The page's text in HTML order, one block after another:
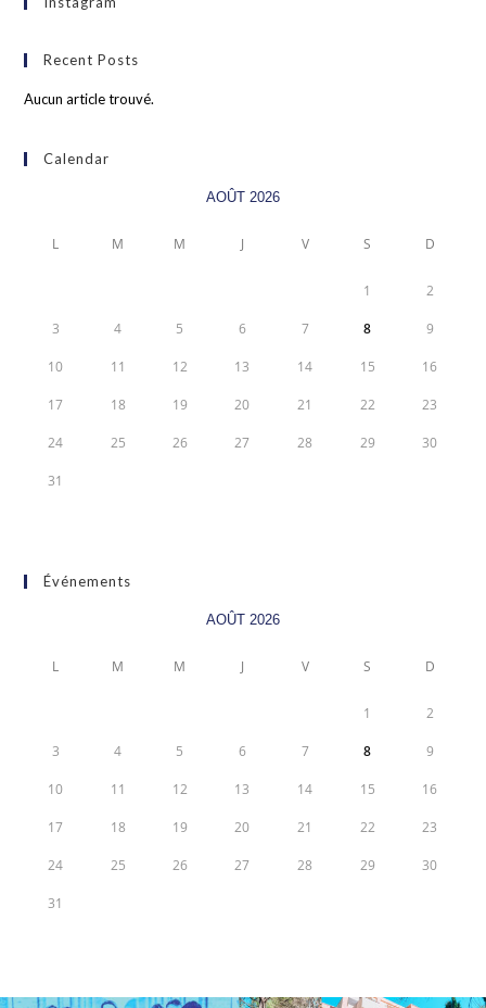
Recent Posts
Aucun article trouvé.
Calendar
AOÛT 2026
L M M J V S D
1 2
3 4 5 6 7 8 9
10 11 12 13 14 15 16
17 18 19 20 21 22 23
24 25 26 27 28 29 30
31
Événements
AOÛT 2026
L M M J V S D
1 2
3 4 5 6 7 8 9
10 11 12 13 14 15 16
17 18 19 20 21 22 23
24 25 26 27 28 29 30
31